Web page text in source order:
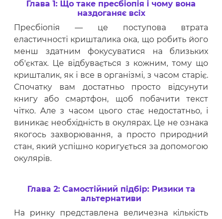
Глава 1: Що таке пресбіопія і чому вона
наздоганяє всіх
Пресбіопія — це поступова втрата
еластичності кришталика ока, що робить його
менш здатним фокусуватися на близьких
об'єктах. Це відбувається з кожним, тому що
кришталик, як і все в організмі, з часом старіє.
Спочатку вам достатньо просто відсунути
книгу або смартфон, щоб побачити текст
чітко. Але з часом цього стає недостатньо, і
виникає необхідність в окулярах. Це не ознака
якогось захворювання, а просто природний
стан, який успішно коригується за допомогою
окулярів.
Глава 2: Самостійний підбір: Ризики та
альтернативи
На ринку представлена величезна кількість